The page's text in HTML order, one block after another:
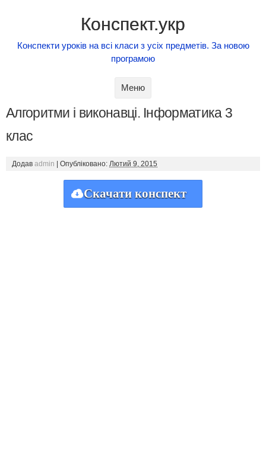
Конспект.укр
Конспекти уроків на всі класи з усіх предметів. За новою
програмою
Меню
Алгоритми і виконавці. Інформатика 3
клас
Додав admin Опубліковано: Лютий 9, 2015
Скачати конспект